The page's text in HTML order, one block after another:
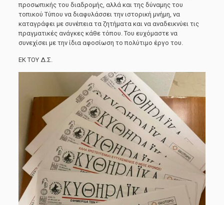
προσωπικής του διαδρομής, αλλά και της δύναμης του
τοπικού Τύπου να διαφυλάσσει την ιστορική μνήμη, να
καταγράφει με συνέπεια τα ζητήματα και να αναδεικνύει τις
πραγματικές ανάγκες κάθε τόπου. Του ευχόμαστε να
συνεχίσει με την ίδια αφοσίωση το πολύτιμο έργο του.
ΕΚ ΤΟΥ Δ.Σ.